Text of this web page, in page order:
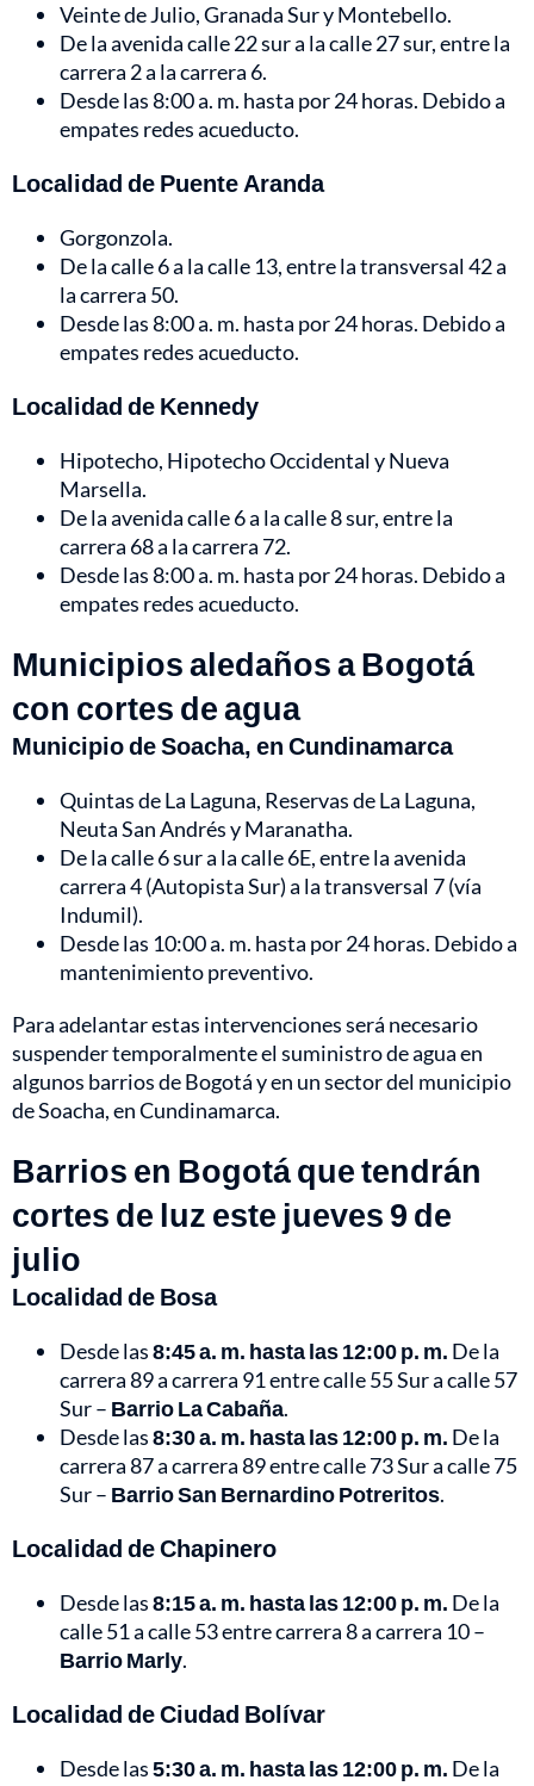
Veinte de Julio, Granada Sur y Montebello.
De la avenida calle 22 sur a la calle 27 sur, entre la
carrera 2 a la carrera 6.
Desde las 8:00 a. m. hasta por 24 horas. Debido a
empates redes acueducto.
Localidad de Puente Aranda
Gorgonzola.
De la calle 6 a la calle 13, entre la transversal 42 a
la carrera 50.
Desde las 8:00 a. m. hasta por 24 horas. Debido a
empates redes acueducto.
Localidad de Kennedy
Hipotecho, Hipotecho Occidental y Nueva
Marsella.
De la avenida calle 6 a la calle 8 sur, entre la
carrera 68 a la carrera 72.
Desde las 8:00 a. m. hasta por 24 horas. Debido a
empates redes acueducto.
Municipios aledaños a Bogotá
con cortes de agua
Municipio de Soacha, en Cundinamarca
Quintas de La Laguna, Reservas de La Laguna,
Neuta San Andrés y Maranatha.
De la calle 6 sur a la calle 6E, entre la avenida
carrera 4 (Autopista Sur) a la transversal 7 (vía
Indumil).
Desde las 10:00 a. m. hasta por 24 horas. Debido a
mantenimiento preventivo.
Para adelantar estas intervenciones será necesario
suspender temporalmente el suministro de agua en
algunos barrios de Bogotá y en un sector del municipio
de Soacha, en Cundinamarca.
Barrios en Bogotá que tendrán
cortes de luz este jueves 9 de
julio
Localidad de Bosa
Desde las8:45 a. m. hasta las 12:00 p. m. De la
carrera 89 a carrera 91 entre calle 55 Sur a calle 57
Sur – Barrio La Cabaña.
Desde las8:30 a. m. hasta las 12:00 p. m. De la
carrera 87 a carrera 89 entre calle 73 Sur a calle 75
Sur – Barrio San Bernardino Potreritos.
Localidad de Chapinero
Desde las8:15 a. m. hasta las 12:00 p. m. De la
calle 51 a calle 53 entre carrera 8 a carrera 10 –
Barrio Marly.
Localidad de Ciudad Bolívar
Desde las5:30 a. m. hasta las 12:00 p. m. De la